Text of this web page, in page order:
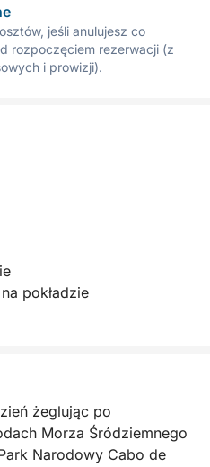
jeśli anulujesz co
rozpoczęciem rezerwacji (z
i prowizji).
pokładzie
żeglując po
Morza Śródziemnego
Narodowy Cabo de